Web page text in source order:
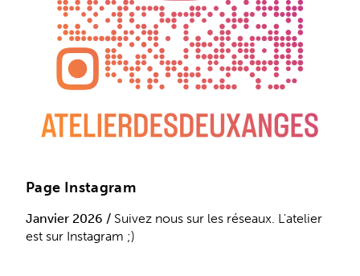
Page Instagram
Janvier 2026 / Suivez nous sur les réseaux. L'atelier
est sur Instagram ;)